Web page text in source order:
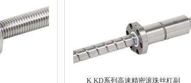
K KD系列高速精密滚珠丝杠副